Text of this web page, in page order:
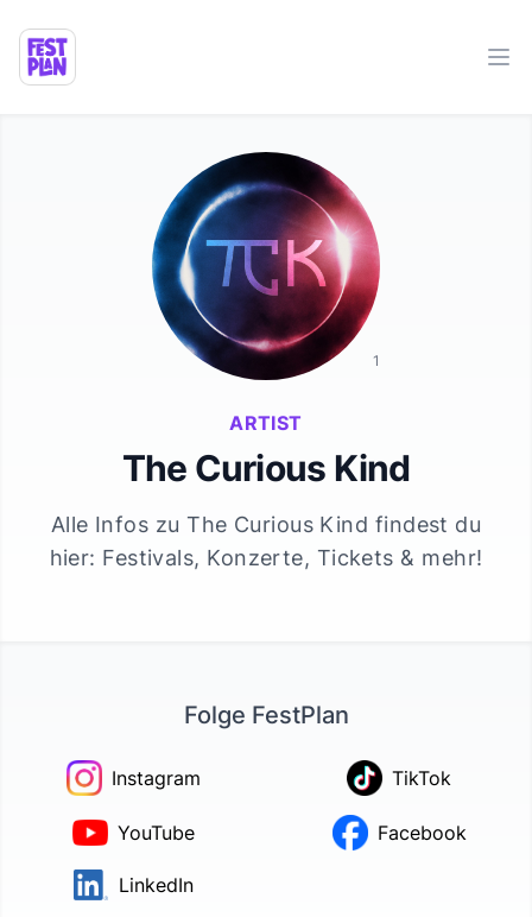
ARTIST
The Curious Kind
Alle Infos zu The Curious Kind findest du
hier: Festivals, Konzerte, Tickets & mehr!
1
Folge FestPlan
Instagram TikTok
YouTube Facebook
LinkedIn